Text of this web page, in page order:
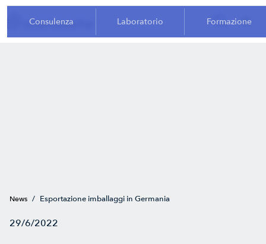
Consulenza Laboratorio Formazione
News / Esportazione imballaggi in Germania
29/6/2022